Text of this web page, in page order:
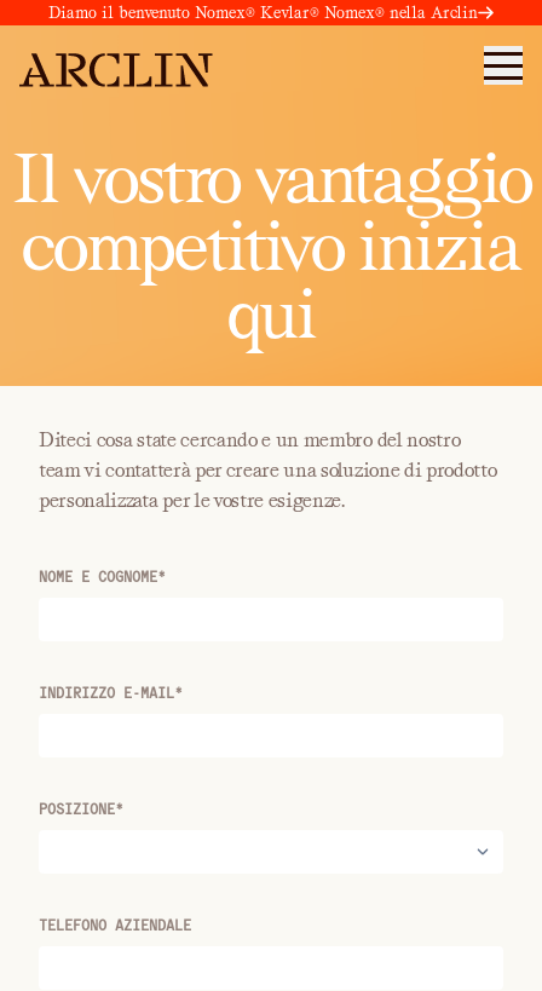
Diamo il benvenuto Nomex® Kevlar® Nomex® nella Arclin
Il vostro vantaggio
competitivo inizia
qui
Diteci cosa state cercando e un membro del nostro
team vi contatterà per creare una soluzione di prodotto
personalizzata per le vostre esigenze.
NOME E COGNOME*
INDIRIZZO E-MAIL*
POSIZIONE*
TELEFONO AZIENDALE